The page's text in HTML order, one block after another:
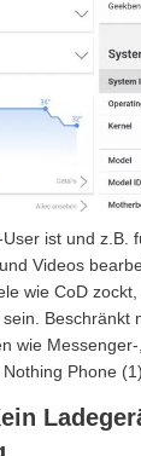
ist und z.B.
Videos
wie CoD
Beschränkt
wie
Phone